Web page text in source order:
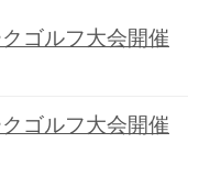
ゴルフ大会開催
ゴルフ大会開催